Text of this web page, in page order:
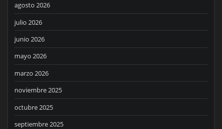
agosto 2026
julio 2026
junio 2026
mayo 2026
marzo 2026
noviembre 2025
octubre 2025
septiembre 2025